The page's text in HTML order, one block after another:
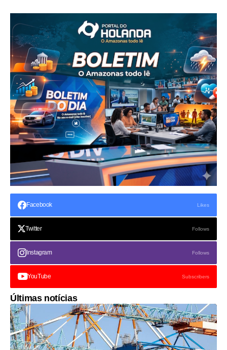
Facebook Likes
Twitter Follows
Instagram Follows
YouTube Subscribers
Últimas notícias